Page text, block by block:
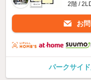
2階 /
お
パークサイ